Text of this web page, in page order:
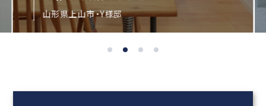
山形県上山市・Y様邸